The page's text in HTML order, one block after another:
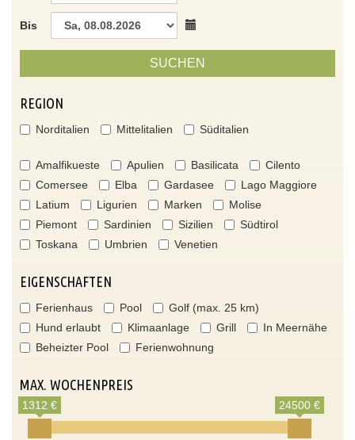
Bis
SUCHEN
REGION
Norditalien Mittelitalien Süditalien
Amalfikueste Apulien Basilicata
Cilento
Comersee
Elba Gardasee
Lago Maggiore
Latium
Ligurien Marken
Molise
Piemont
Sardinien Sizilien
Südtirol
Toskana
Umbrien Venetien
EIGENSCHAFTEN
Ferienhaus Pool
Golf (max. 25 km)
Hund erlaubt
Klimaanlage Grill
In Meernähe
Beheizter Pool
Ferienwohnung
MAX. WOCHENPREIS
1312 € 24500 €